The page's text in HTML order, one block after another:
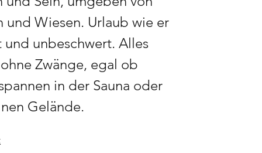
und Wiesen. Urlaub wie er
unbeschwert. Alles
Zwänge, egal ob
in der Sauna oder
Gelände.